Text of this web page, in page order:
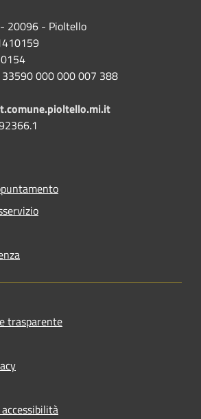
20096 - Pioltello
33590 000 000 007 388
trasparente